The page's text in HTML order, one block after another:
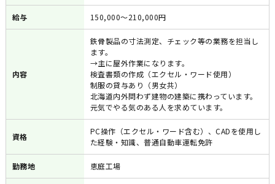
給与 150,000～210,000円
内容
鉄骨製品の寸法測定、チェック等の業務を担当し
ます。
→主に屋外作業になります。
検査書類の作成（エクセル・ワード使用）
制服の貸与あり（男女共）
北海道内外問わず建物の建築に携わっています。
元気でやる気のある人を求めています。
資格
PC操作（エクセル・ワード含む）、CADを使用し
た経験・知識、普通自動車運転免許
勤務地 恵庭工場